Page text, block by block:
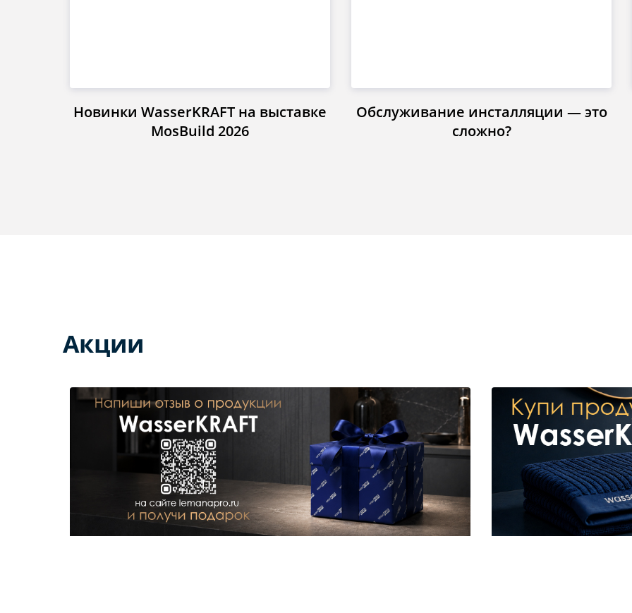
Новинки WasserKRAFT на выставке
MosBuild 2026
Обслуживание инсталляции — это
сложно?
Акции